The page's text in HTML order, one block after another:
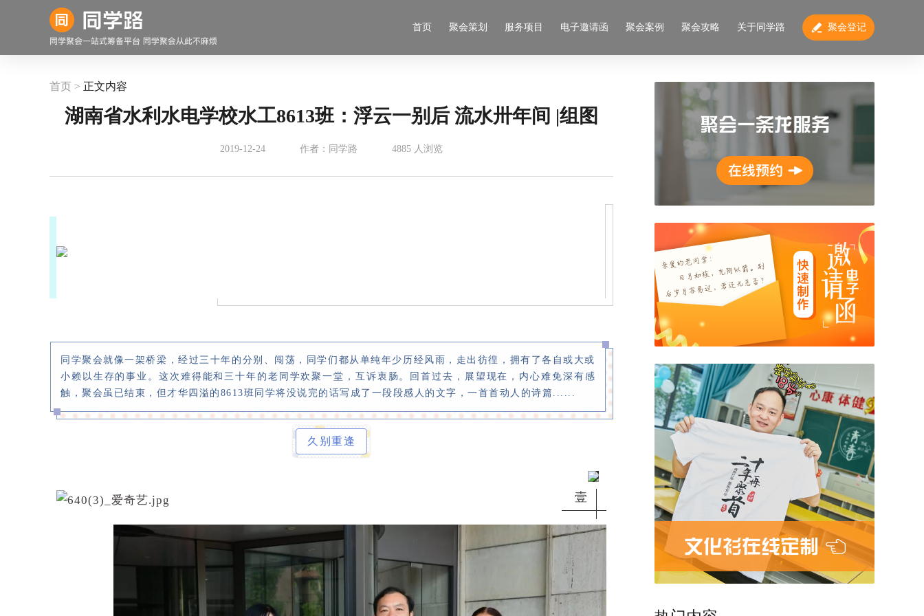
首页 聚会策划 服务项目 电子邀请函 聚会案例 聚会攻略 关于同学路 聚会登记
首页 > 正文内容
湖南省水利水电学校水工8613班：浮云一别后 流水卅年间 |组图
2019-12-24 作者：同学路 4885 人浏览
同学聚会就像一架桥梁，经过三十年的分别、闯荡，同学们都从单纯年少历经风雨，走出彷徨，拥有了各自或大或
小赖以生存的事业。这次难得能和三十年的老同学欢聚一堂，互诉衷肠。回首过去，展望现在，内心难免深有感
触，聚会虽已结束，但才华四溢的8613班同学将没说完的话写成了一段段感人的文字，一首首动人的诗篇......
久别重逢
壹